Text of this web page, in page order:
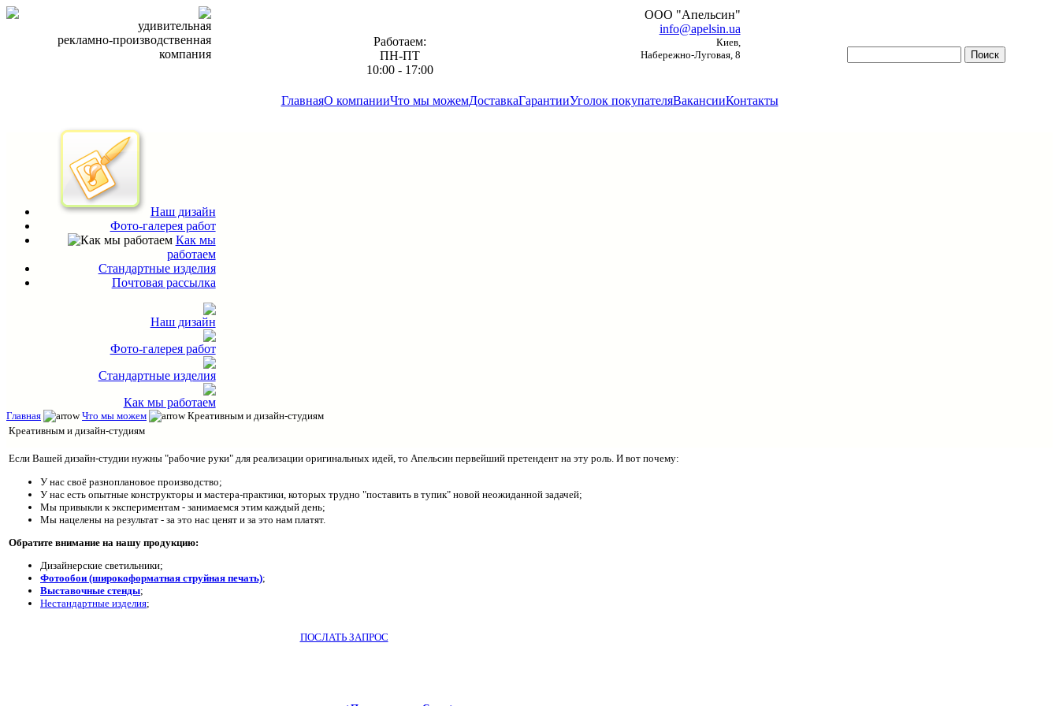
удивительная
рекламно-производственная
компания
Работаем:
ПН-ПТ
10:00 - 17:00
ООО "Апельсин"
info@apelsin.ua
Киев,
Набережно-Луговая, 8
ГлавнаяО компанииЧто мы можемДоставкаГарантииУголок покупателяВакансииКонтакты
Наш дизайн
Фото-галерея работ
Как мы
работаем
Стандартные изделия
Почтовая рассылка
Наш дизайн
Фото-галерея работ
Стандартные изделия
Как мы работаем
Главная Что мы можем
Креативным и дизайн-студиям
Креативным и дизайн-студиям
Если Вашей дизайн-студии нужны "рабочие руки" для реализации оригинальных идей, то Апельсин первейший претендент на эту роль. И вот почему:
У нас своё разноплановое производство;
У нас есть опытные конструкторы и мастера-практики, которых трудно "поставить в тупик" новой неожиданной задачей;
Мы привыкли к экспериментам - занимаемся этим каждый день;
Мы нацелены на результат - за это нас ценят и за это нам платят.
Обратите внимание на нашу продукцию:
Дизайнерские светильники;
Фотообои (широкоформатная струйная печать);
Выставочные стенды;
Нестандартные изделия;
ПОСЛАТЬ ЗАПРОС